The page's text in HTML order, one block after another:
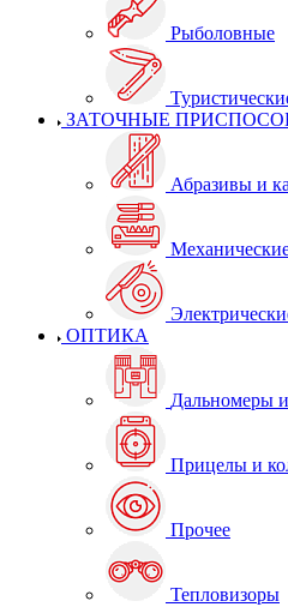
Рыболовные
ЗАТОЧНЫЕ
Абразивы и
ОПТИКА
Дальномеры
Прицелы и
Прочее
Тепловизоры